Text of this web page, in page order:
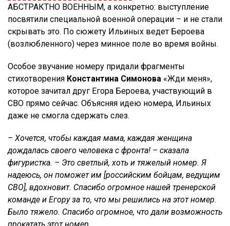
АБСТРАКТНО ВОЕННЫМ, а конкретно: выступление
посвятили специальной военной операции – и не стали
скрывать это. По сюжету Ильиных ведет Бероева
(возлюбленного) через минное поле во время войны.
Особое звучание номеру придали фрагменты
стихотворения Константина Симонова «Жди меня»,
которое зачитал друг Егора Бероева, участвующий в
СВО прямо сейчас. Объясняя идею номера, Ильиных
даже не смогла сдержать слез.
– Хочется, чтобы каждая мама, каждая женщина
дождалась своего человека с фронта! – сказала
фигуристка. – Это светлый, хоть и тяжелый номер. Я
надеюсь, он поможет им [российским бойцам, ведущим
СВО], вдохновит. Спасибо огромное нашей тренерской
команде и Егору за то, что мы решились на этот номер.
Было тяжело. Спасибо огромное, что дали возможность